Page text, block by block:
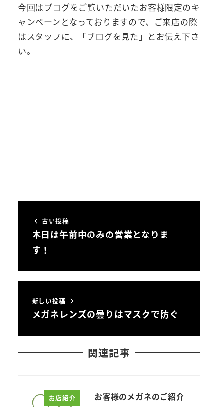
今回はブログをご覧いただいたお客様限定のキ
ャンペーンとなっておりますので、ご来店の際
はスタッフに、「ブログを見た」とお伝え下さ
い。
古い投稿
本日は午前中のみの営業となりま
す！
新しい投稿
メガネレンズの曇りはマスクで防ぐ
関連記事
お店紹介
お客様のメガネのご紹介